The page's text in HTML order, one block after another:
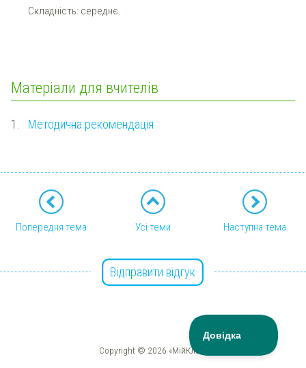
Складність: середнє
Матеріали для вчителів
1. Методична рекомендація
Попередня тема Усі теми Наступна тема
Відправити відгук
Copyright © 2026 «МійКлас»